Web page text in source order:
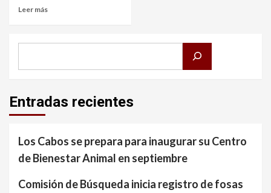
Leer más
Entradas recientes
Los Cabos se prepara para inaugurar su Centro
de Bienestar Animal en septiembre
Comisión de Búsqueda inicia registro de fosas